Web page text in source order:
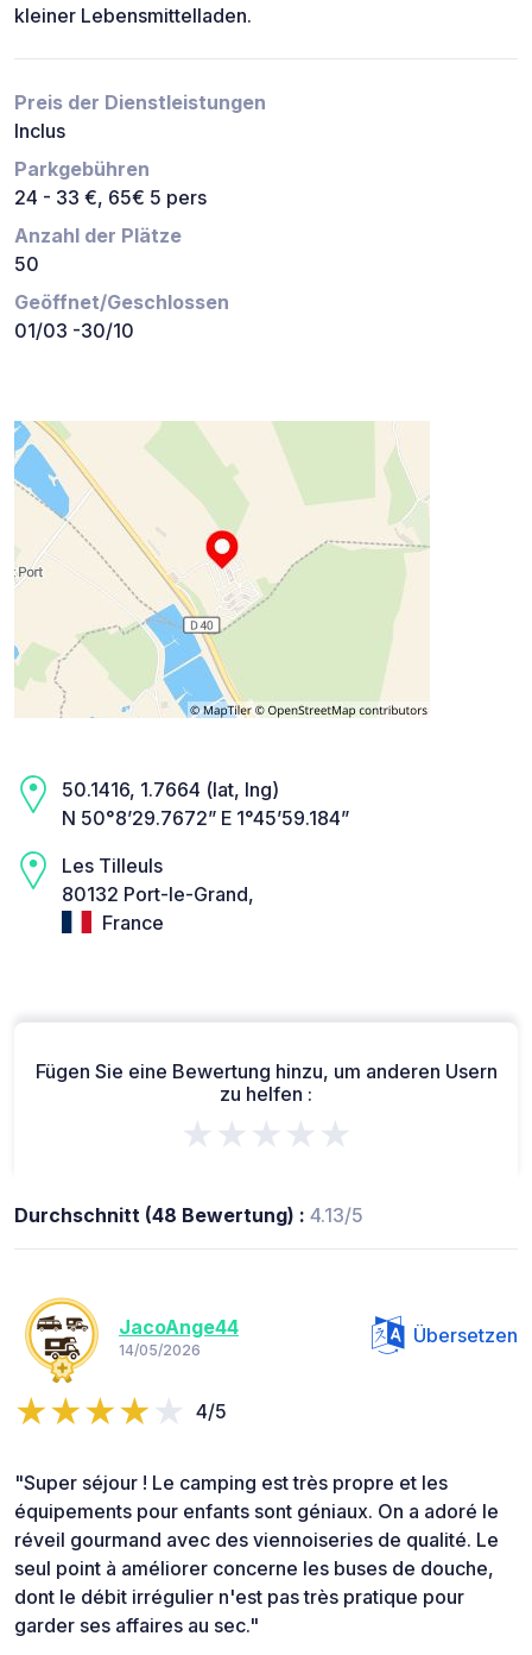
kleiner Lebensmittelladen.
Preis der Dienstleistungen
Inclus
Parkgebühren
24 - 33 €, 65€ 5 pers
Anzahl der Plätze
50
Geöffnet/Geschlossen
01/03 -30/10
50.1416, 1.7664 (lat, lng)
N 50°8’29.7672” E 1°45’59.184”
Les Tilleuls
80132 Port-le-Grand,
France
Fügen Sie eine Bewertung hinzu, um anderen Usern
zu helfen :
★★★★★
Durchschnitt (48 Bewertung) : 4.13/5
JacoAnge44
14/05/2026
Übersetzen
4/5
​"Super séjour ! Le camping est très propre et les
équipements pour enfants sont géniaux. On a adoré le
réveil gourmand avec des viennoiseries de qualité. Le
seul point à améliorer concerne les buses de douche,
dont le débit irrégulier n'est pas très pratique pour
garder ses affaires au sec."